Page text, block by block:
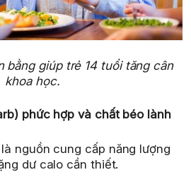
bằng giúp trẻ 14 tuổi tăng cân
khoa học.
phức hợp và chất béo lành
nguồn cung cấp năng lượng
dư calo cần thiết.